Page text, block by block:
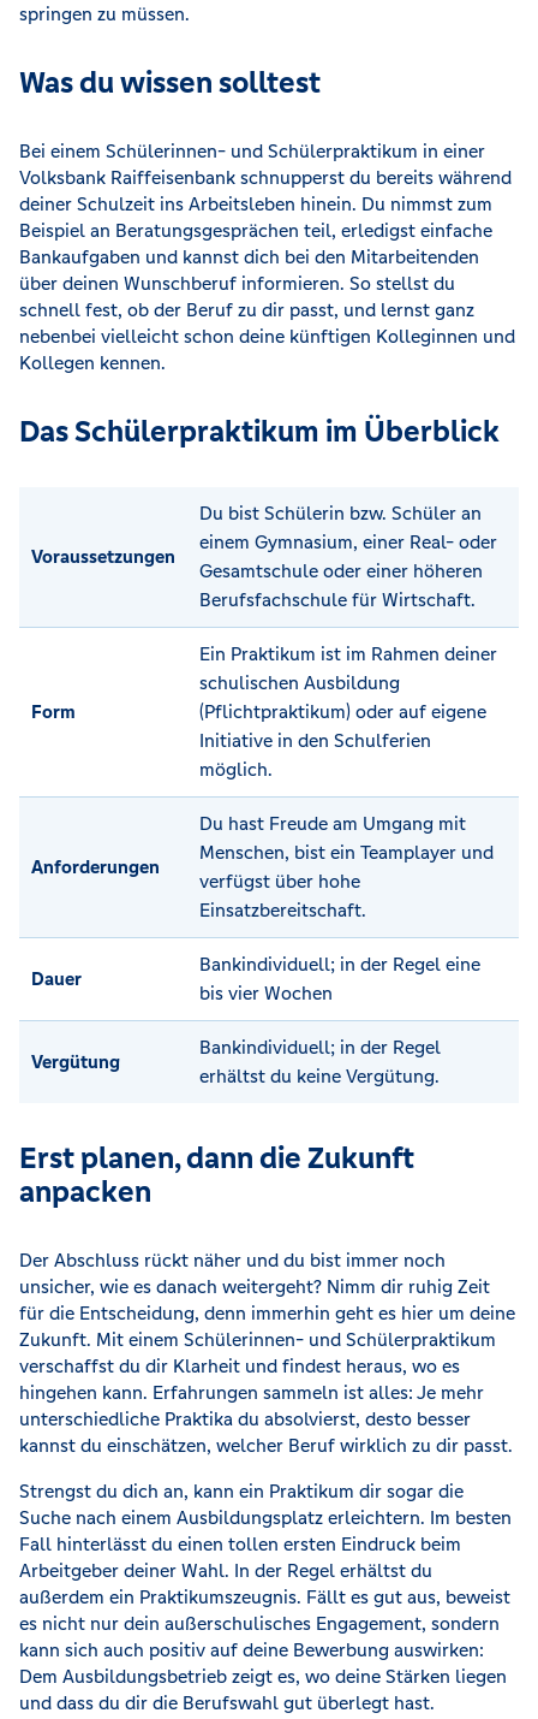
springen zu müssen.
Was du wissen solltest
Bei einem Schülerinnen- und Schülerpraktikum in einer
Volksbank Raiffeisenbank schnupperst du bereits während
deiner Schulzeit ins Arbeitsleben hinein. Du nimmst zum
Beispiel an Beratungsgesprächen teil, erledigst einfache
Bankaufgaben und kannst dich bei den Mitarbeitenden
über deinen Wunschberuf informieren. So stellst du
schnell fest, ob der Beruf zu dir passt, und lernst ganz
nebenbei vielleicht schon deine künftigen Kolleginnen und
Kollegen kennen.
Das Schülerpraktikum im Überblick
Voraussetzungen
Du bist Schülerin bzw. Schüler an
einem Gymnasium, einer Real- oder
Gesamtschule oder einer höheren
Berufsfachschule für Wirtschaft.
Form
Ein Praktikum ist im Rahmen deiner
schulischen Ausbildung
(Pflichtpraktikum) oder auf eigene
Initiative in den Schulferien
möglich.
Anforderungen
Du hast Freude am Umgang mit
Menschen, bist ein Teamplayer und
verfügst über hohe
Einsatzbereitschaft.
Dauer
Bankindividuell; in der Regel eine
bis vier Wochen
Vergütung
Bankindividuell; in der Regel
erhältst du keine Vergütung.
Erst planen, dann die Zukunft
anpacken
Der Abschluss rückt näher und du bist immer noch
unsicher, wie es danach weitergeht? Nimm dir ruhig Zeit
für die Entscheidung, denn immerhin geht es hier um deine
Zukunft. Mit einem Schülerinnen- und Schülerpraktikum
verschaffst du dir Klarheit und findest heraus, wo es
hingehen kann. Erfahrungen sammeln ist alles: Je mehr
unterschiedliche Praktika du absolvierst, desto besser
kannst du einschätzen, welcher Beruf wirklich zu dir passt.
Strengst du dich an, kann ein Praktikum dir sogar die
Suche nach einem Ausbildungsplatz erleichtern. Im besten
Fall hinterlässt du einen tollen ersten Eindruck beim
Arbeitgeber deiner Wahl. In der Regel erhältst du
außerdem ein Praktikumszeugnis. Fällt es gut aus, beweist
es nicht nur dein außerschulisches Engagement, sondern
kann sich auch positiv auf deine Bewerbung auswirken:
Dem Ausbildungsbetrieb zeigt es, wo deine Stärken liegen
und dass du dir die Berufswahl gut überlegt hast.